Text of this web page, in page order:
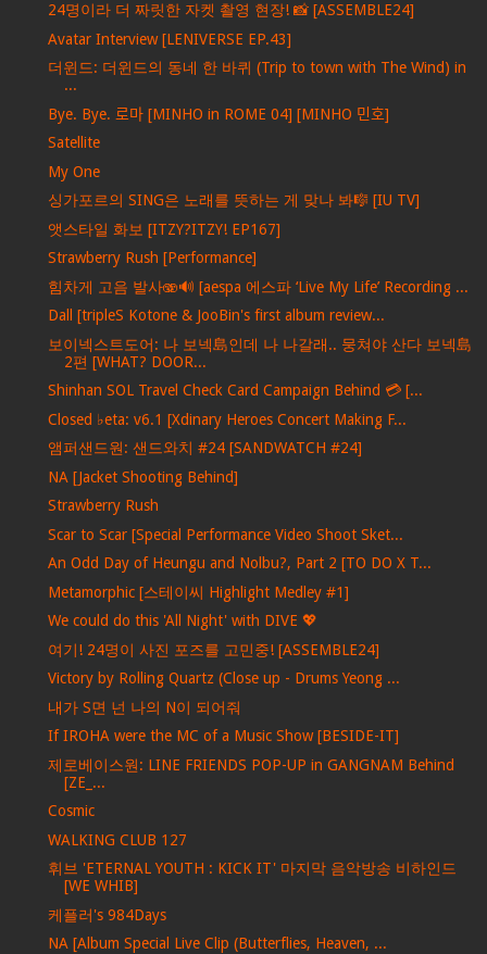
24명이라 더 짜릿한 자켓 촬영 현장! 📸 [ASSEMBLE24]
Avatar Interview [LENIVERSE EP.43]
더윈드: 더윈드의 동네 한 바퀴 (Trip to town with The Wind) in
...
Bye. Bye. 로마 [MINHO in ROME 04] [MINHO 민호]
Satellite
My One
싱가포르의 SING은 노래를 뜻하는 게 맞나 봐🎼 [IU TV]
앳스타일 화보 [ITZY?ITZY! EP167]
Strawberry Rush [Performance]
힘차게 고음 발사🫨🔊 [aespa 에스파 ‘Live My Life’ Recording ...
Dall [tripleS Kotone & JooBin's first album review...
보이넥스트도어: 나 보넥島인데 나 나갈래.. 뭉쳐야 산다 보넥島
2편 [WHAT? DOOR...
Shinhan SOL Travel Check Card Campaign Behind 💳 [...
Closed ♭eta: v6.1 [Xdinary Heroes Concert Making F...
앰퍼샌드원: 샌드와치 #24 [SANDWATCH #24]
NA [Jacket Shooting Behind]
Strawberry Rush
Scar to Scar [Special Performance Video Shoot Sket...
An Odd Day of Heungu and Nolbu?, Part 2 [TO DO X T...
Metamorphic [스테이씨 Highlight Medley #1]
We could do this 'All Night' with DIVE 💖
여기! 24명이 사진 포즈를 고민중! [ASSEMBLE24]
Victory by Rolling Quartz (Close up - Drums Yeong ...
내가 S면 넌 나의 N이 되어줘
If IROHA were the MC of a Music Show [BESIDE-IT]
제로베이스원: LINE FRIENDS POP-UP in GANGNAM Behind
[ZE_...
Cosmic
WALKING CLUB 127
휘브 'ETERNAL YOUTH : KICK IT' 마지막 음악방송 비하인드
[WE WHIB]
케플러's 984Days
NA [Album Special Live Clip (Butterflies, Heaven, ...